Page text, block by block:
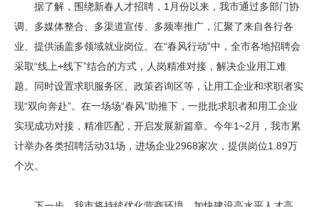
据了解，围绕新春人才招聘，1月份以来，我市通过多部门协
调、多媒体整合、多渠道宣传、多频率推广，汇聚了来自各行各
业、提供涵盖多领域就业岗位。在“春风行动”中，全市各地招聘会
采取“线上+线下”结合的方式，人岗精准对接，解决企业用工难
题。同时设置求职服务区、政策咨询区等，让用工企业和求职者实
现“双向奔赴”。在一场场“春风”助推下，一批批求职者和用工企业
实现成功对接，精准匹配，开启发展新篇章。今年1~2月，我市累
计举办各类招聘活动31场，进场企业2968家次，提供岗位1.89万
个次。